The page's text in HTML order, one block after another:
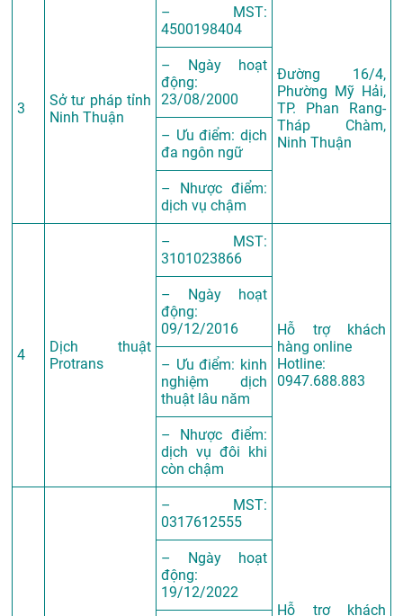
3
Sở tư pháp tỉnh
Ninh Thuận
– MST:
4500198404
Đường 16/4,
Phường Mỹ Hải,
TP. Phan Rang-
Tháp Chàm,
Ninh Thuận
– Ngày hoạt
động:
23/08/2000
– Ưu điểm: dịch
đa ngôn ngữ
– Nhược điểm:
dịch vụ chậm
4
Dịch thuật
Protrans
– MST:
3101023866
Hỗ trợ khách
hàng online
Hotline:
0947.688.883
– Ngày hoạt
động:
09/12/2016
– Ưu điểm: kinh
nghiệm dịch
thuật lâu năm
– Nhược điểm:
dịch vụ đôi khi
còn chậm
– MST:
0317612555
Hỗ trợ khách
– Ngày hoạt
động:
19/12/2022